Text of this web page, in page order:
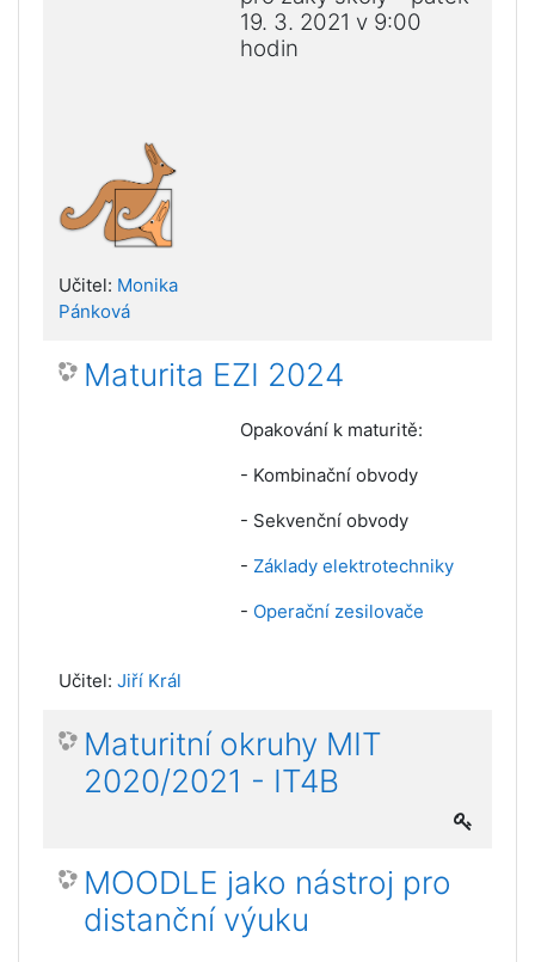
19. 3. 2021 v 9:00
hodin
Učitel: Monika
Pánková
Maturita EZI 2024
Opakování k maturitě:
- Kombinační obvody
- Sekvenční obvody
- Základy elektrotechniky
- Operační zesilovače
Učitel: Jiří Král
Maturitní okruhy MIT
2020/2021 - IT4B
MOODLE jako nástroj pro
distanční výuku